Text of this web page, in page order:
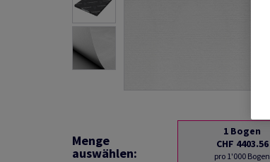
Menge
auswählen:
1 Bogen
CHF 4403.56
pro 1'000 Bogen